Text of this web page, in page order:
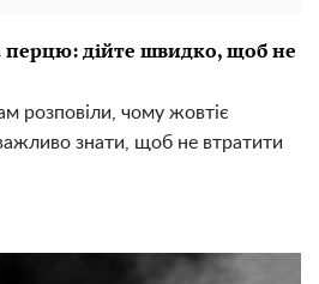
перцю: дійте швидко, щоб не
розповіли, чому жовтіє
знати, щоб не втратити